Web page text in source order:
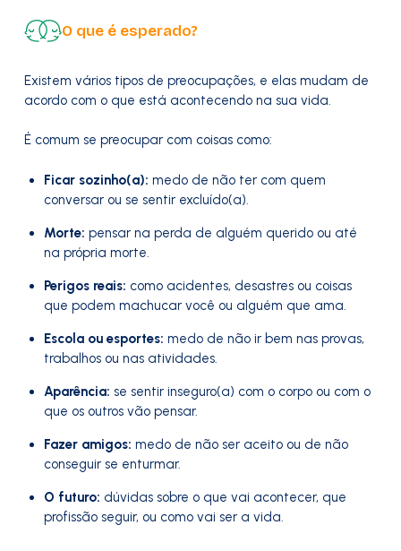
O que é esperado?
Existem vários tipos de preocupações, e elas mudam de
acordo com o que está acontecendo na sua vida.
É comum se preocupar com coisas como:
Ficar sozinho(a): medo de não ter com quem
conversar ou se sentir excluído(a).
Morte: pensar na perda de alguém querido ou até
na própria morte.
Perigos reais: como acidentes, desastres ou coisas
que podem machucar você ou alguém que ama.
Escola ou esportes: medo de não ir bem nas provas,
trabalhos ou nas atividades.
Aparência: se sentir inseguro(a) com o corpo ou com o
que os outros vão pensar.
Fazer amigos: medo de não ser aceito ou de não
conseguir se enturmar.
O futuro: dúvidas sobre o que vai acontecer, que
profissão seguir, ou como vai ser a vida.